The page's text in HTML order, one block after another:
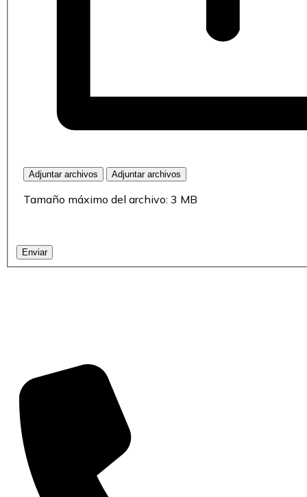
Adjuntar archivos Adjuntar archivos
Tamaño máximo del archivo: 3 MB
Enviar